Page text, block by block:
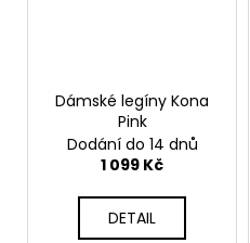
Dámské legíny Kona
Pink
Dodání do 14 dnů
1 099 Kč
DETAIL